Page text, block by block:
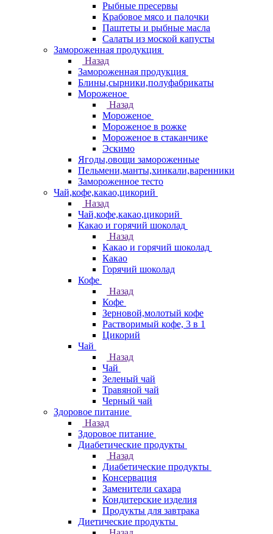
Рыбные пресервы
Крабовое мясо и палочки
Паштеты и рыбные масла
Салаты из моской капусты
Замороженная продукция
Назад
Замороженная продукция
Блины,сырники,полуфабрикаты
Мороженое
Назад
Мороженое
Мороженое в рожке
Мороженое в стаканчике
Эскимо
Ягоды,овощи замороженные
Пельмени,манты,хинкали,варенники
Замороженное тесто
Чай,кофе,какао,цикорий
Назад
Чай,кофе,какао,цикорий
Какао и горячий шоколад
Назад
Какао и горячий шоколад
Какао
Горячий шоколад
Кофе
Назад
Кофе
Зерновой,молотый кофе
Растворимый кофе, 3 в 1
Цикорий
Чай
Назад
Чай
Зеленый чай
Травяной чай
Черный чай
Здоровое питание
Назад
Здоровое питание
Диабетические продукты
Назад
Диабетические продукты
Консервация
Заменители сахара
Кондитерские изделия
Продукты для завтрака
Диетические продукты